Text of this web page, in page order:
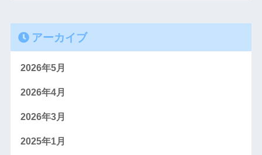
アーカイブ
2026年5月
2026年4月
2026年3月
2025年1月